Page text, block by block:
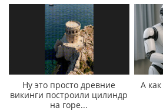
Ну это просто древние
викинги построили цилиндр
на горе...
А